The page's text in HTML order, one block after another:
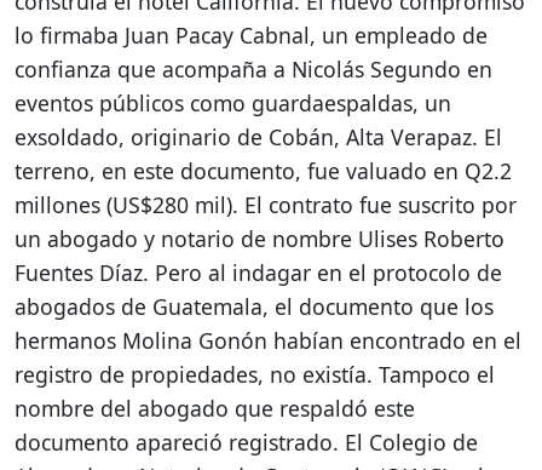
lo firmaba Juan Pacay Cabnal, un empleado de
confianza que acompaña a Nicolás Segundo en
eventos públicos como guardaespaldas, un
exsoldado, originario de Cobán, Alta Verapaz. El
terreno, en este documento, fue valuado en Q2.2
millones (US$280 mil). El contrato fue suscrito por
un abogado y notario de nombre Ulises Roberto
Fuentes Díaz. Pero al indagar en el protocolo de
abogados de Guatemala, el documento que los
hermanos Molina Gonón habían encontrado en el
registro de propiedades, no existía. Tampoco el
nombre del abogado que respaldó este
documento apareció registrado. El Colegio de